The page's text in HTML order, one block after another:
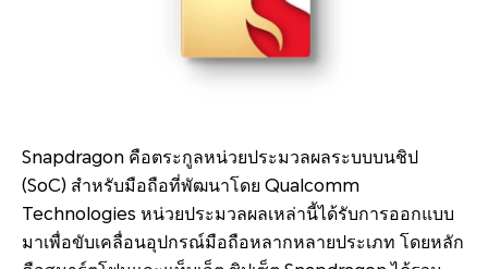
Snapdragon คือตระกูลหน่วยประมวลผลระบบบนชิป
(SoC) สำหรับมือถือที่พัฒนาโดย Qualcomm
Technologies หน่วยประมวลผลเหล่านี้ได้รับการออกแบบ
มาเพื่อขับเคลื่อนอุปกรณ์มือถือหลากหลายประเภท โดยหลัก